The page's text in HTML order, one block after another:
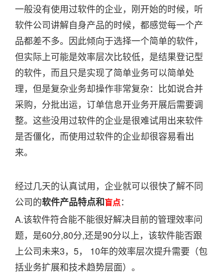
一般没有使用过软件的企业，刚开始的时候，听
软件公司讲解自身产品的时候，都感觉每一个产
品都差不多。因此倾向于选择一个简单的软件，
但实际上可能是效率层次比较低，是结果登记型
的软件，而且只是实现了简单业务可以简单处
理，但是复杂业务却操作非常复杂：比如说合并
采购，分批出运，订单信息开业务开展后需要调
整。这些没用过软件的企业是很难试用出来软件
是否僵化，而使用过软件的企业却很容易看出
来。
经过几天的认真试用，企业就可以很快了解不同
公司的软件产品特点和盲点：
A.该软件符合能不能很好解决目前的管理效率问
题，是60分,80分,还是90分以上，该软件能否跟
上公司未来3，5， 10年的效率层次提升需要（包
括业务扩展和技术趋势层面）。